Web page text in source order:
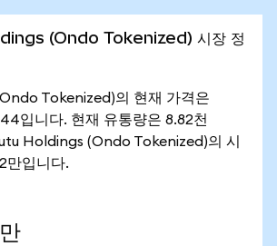
(Ondo Tokenized) 시장 정
Tokenized)의 현재 가격은
입니다. 현재 유통량은 8.82천
Holdings (Ondo Tokenized)의 시
만입니다.